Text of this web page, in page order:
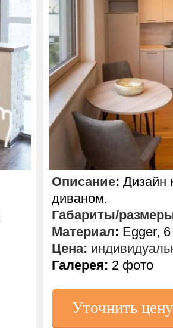
Уточнить цену
Описание: Дизайн
диваном.
Габариты/
Материал: Egger,
Цена:
Галерея: 2 фото